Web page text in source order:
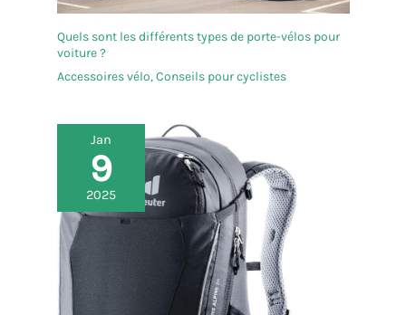
Quels sont les différents types de porte-vélos pour
voiture ?
Accessoires vélo,Conseils pour cyclistes
Jan
9
2025